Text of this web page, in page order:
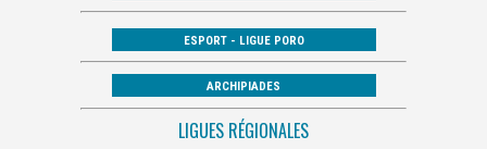
ESPORT - LIGUE PORO
ARCHIPIADES
LIGUES RÉGIONALES